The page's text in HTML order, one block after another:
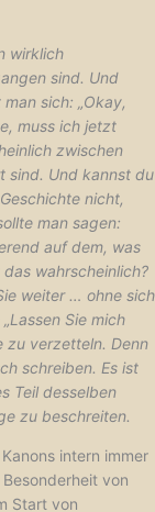
wirklich
sind. Und
sich: „Okay,
muss ich jetzt
zwischen
sind. Und kannst du
nicht,
man sagen:
auf dem, was
wahrscheinlich?
weiter … ohne sich
Sie mich
zu verzetteln. Denn
schreiben. Es ist
Teil desselben
zu beschreiten.
intern immer
von
Start von